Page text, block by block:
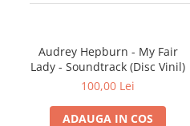
Audrey Hepburn - My Fair
Lady - Soundtrack (Disc Vinil)
100,00 Lei
ADAUGA IN COS